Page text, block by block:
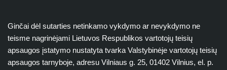
Ginčai dėl sutarties netinkamo vykdymo ar nevykdymo ne
teisme nagrinėjami Lietuvos Respublikos vartotojų teisių
apsaugos įstatymo nustatyta tvarka Valstybinėje vartotojų teisių
apsaugos tarnyboje, adresu Vilniaus g. 25, 01402 Vilnius, el. p.